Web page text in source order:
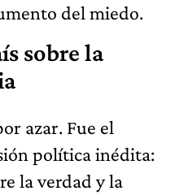
del miedo.
sobre la
azar. Fue el
política inédita:
la verdad y la